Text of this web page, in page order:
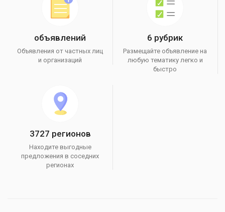
объявлений
Объявления от частных лиц
и организаций
6 рубрик
Размещайте объявление на
любую тематику легко и
быстро
3727 регионов
Находите выгодные
предложения в соседних
регионах